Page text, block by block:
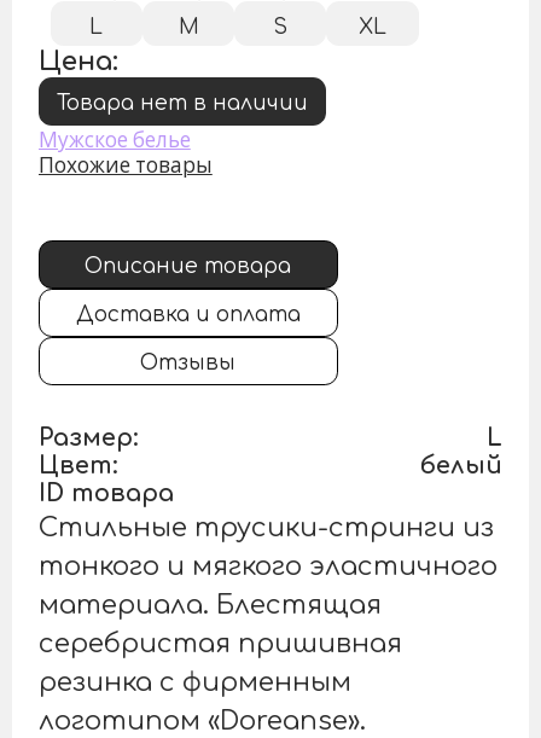
L M S XL
Цена:
Товара нет в наличии
Мужское белье
Похожие товары
Описание товара
Доставка и оплата
Отзывы
Размер:
L
Цвет:
белый
ID товара
Стильные трусики-стринги из
тонкого и мягкого эластичного
материала. Блестящая
серебристая пришивная
резинка с фирменным
логотипом «Doreanse».